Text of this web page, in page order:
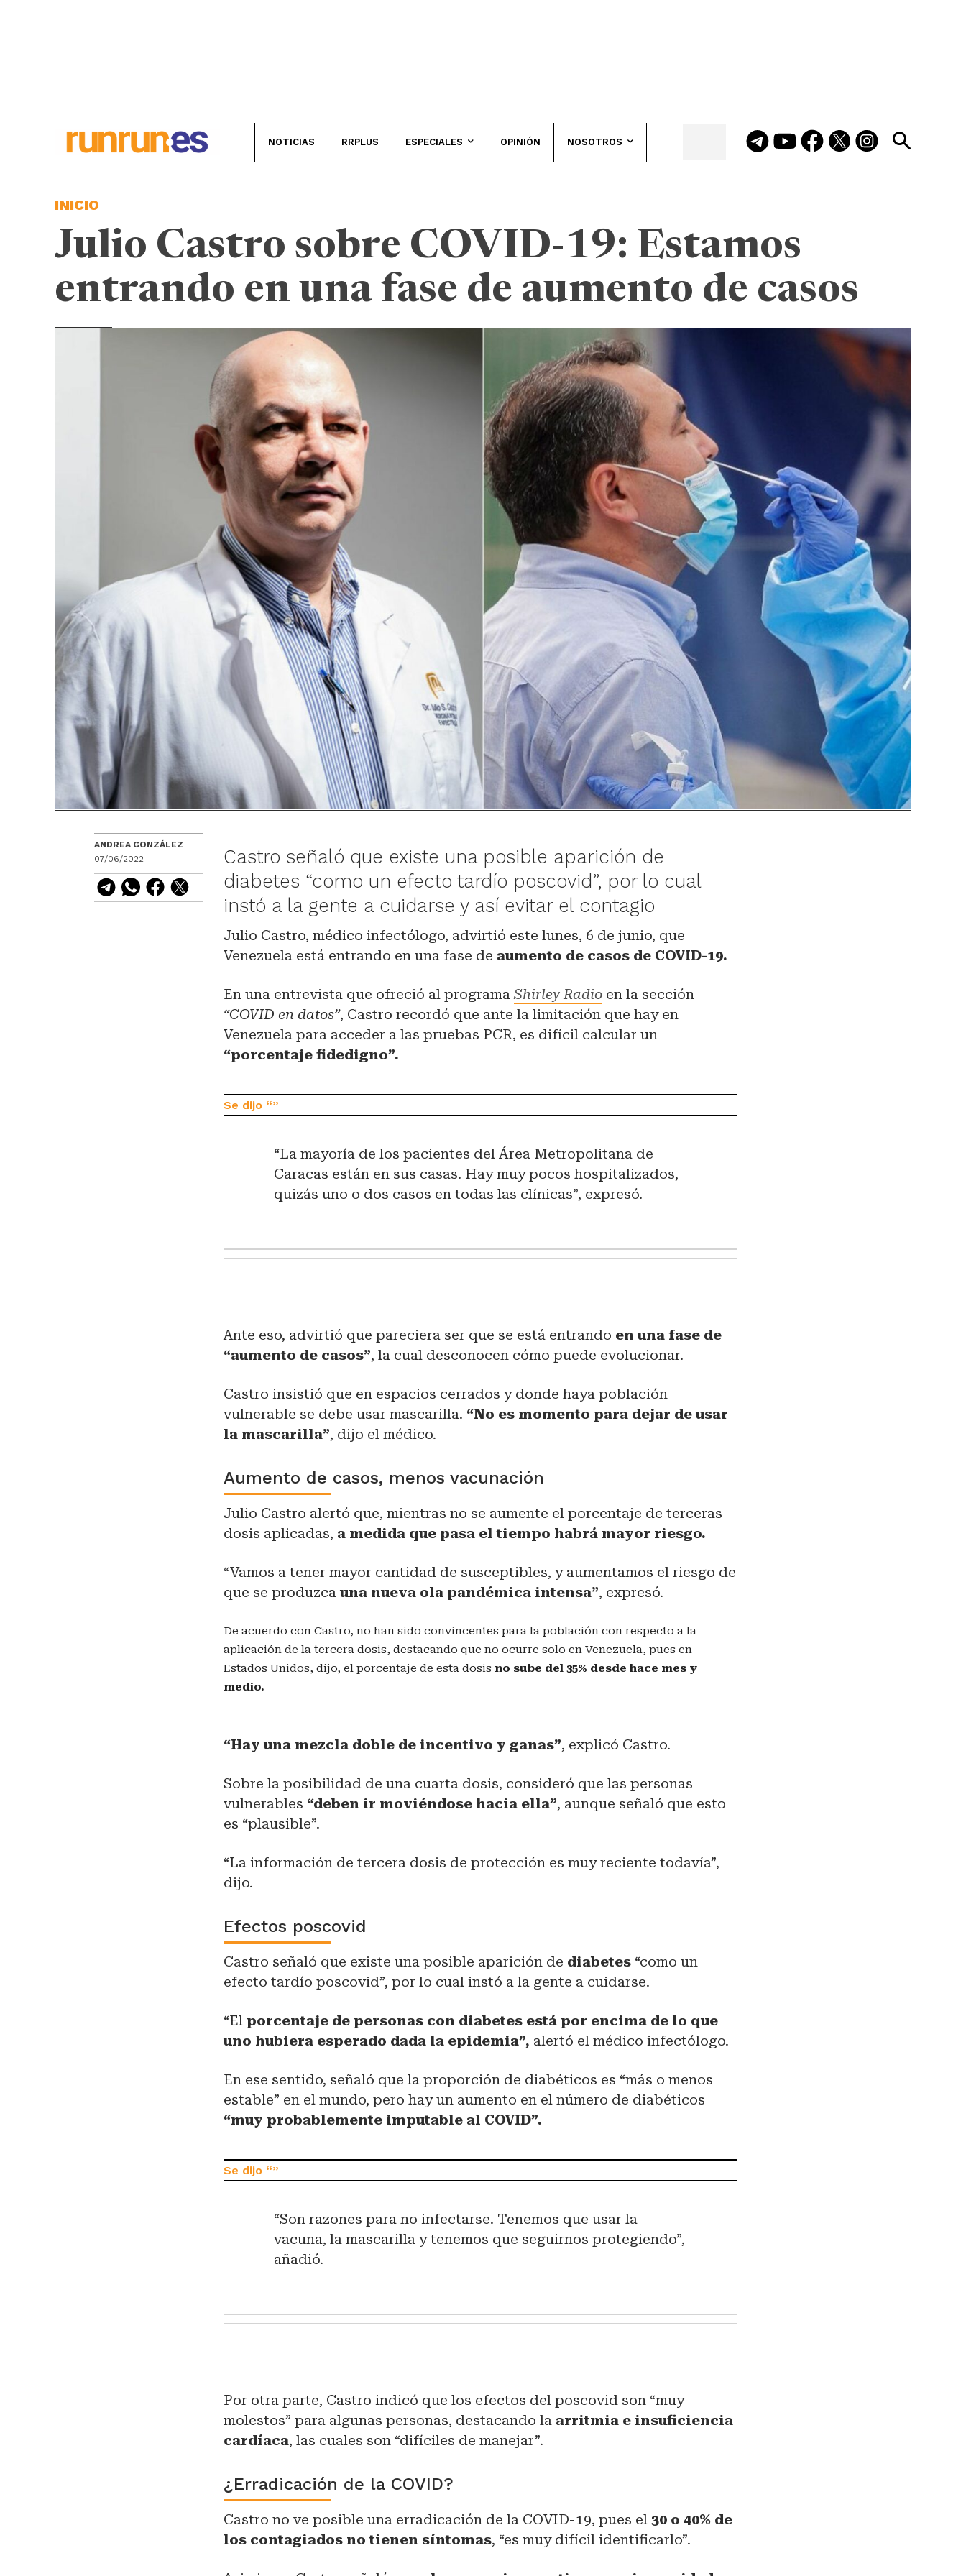
NOTICIAS RRPLUS ESPECIALES OPINIÓN NOSOTROS
INICIO
Julio Castro sobre COVID-19: Estamos
entrando en una fase de aumento de casos
ANDREA GONZÁLEZ
07/06/2022
Castro señaló que existe una posible aparición de
diabetes “como un efecto tardío poscovid”, por lo cual
instó a la gente a cuidarse y así evitar el contagio
Julio Castro, médico infectólogo, advirtió este lunes, 6 de junio, que
Venezuela está entrando en una fase de aumento de casos de COVID-19.
En una entrevista que ofreció al programaShirley Radio en la sección
“COVID en datos”, Castro recordó que ante la limitación que hay en
Venezuela para acceder a las pruebas PCR, es difícil calcular un
“porcentaje fidedigno”.
“La mayoría de los pacientes del Área Metropolitana de
Caracas están en sus casas. Hay muy pocos hospitalizados,
quizás uno o dos casos en todas las clínicas”, expresó.
Ante eso, advirtió que pareciera ser que se está entrando en una fase de
“aumento de casos”, la cual desconocen cómo puede evolucionar.
Castro insistió que en espacios cerrados y donde haya población
vulnerable se debe usar mascarilla. “No es momento para dejar de usar
la mascarilla”, dijo el médico.
Aumento de casos, menos vacunación
Julio Castro alertó que, mientras no se aumente el porcentaje de terceras
dosis aplicadas, a medida que pasa el tiempo habrá mayor riesgo.
“Vamos a tener mayor cantidad de susceptibles, y aumentamos el riesgo de
que se produzcauna nueva ola pandémica intensa”, expresó.
De acuerdo con Castro, no han sido convincentes para la población con respecto a la
aplicación de la tercera dosis, destacando que no ocurre solo en Venezuela, pues en
Estados Unidos, dijo, el porcentaje de esta dosis no sube del 35% desde hace mes y
medio.
“Hay una mezcla doble de incentivo y ganas”, explicó Castro.
Sobre la posibilidad de una cuarta dosis, consideró que las personas
vulnerables “deben ir moviéndose hacia ella”, aunque señaló que esto
es “plausible”.
“La información de tercera dosis de protección es muy reciente todavía”,
dijo.
Efectos poscovid
Castro señaló que existe una posible aparición de diabetes “como un
efecto tardío poscovid”, por lo cual instó a la gente a cuidarse.
“El porcentaje de personas con diabetes está por encima de lo que
uno hubiera esperado dada la epidemia”, alertó el médico infectólogo.
En ese sentido, señaló que la proporción de diabéticos es “más o menos
estable” en el mundo, pero hay un aumento en el número de diabéticos
“muy probablemente imputable al COVID”.
“Son razones para no infectarse. Tenemos que usar la
vacuna, la mascarilla y tenemos que seguirnos protegiendo”,
añadió.
Por otra parte, Castro indicó que los efectos del poscovid son “muy
molestos” para algunas personas, destacando la arritmia e insuficiencia
cardíaca, las cuales son “difíciles de manejar”.
¿Erradicación de la COVID?
Castro no ve posible una erradicación de la COVID-19, pues el30 o 40% de
los contagiados no tienen síntomas, “es muy difícil identificarlo”.